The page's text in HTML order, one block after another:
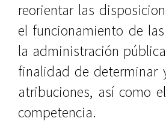
reorientar las
el funcionamiento de
la administración
finalidad de determinar
atribuciones, así como
competencia.